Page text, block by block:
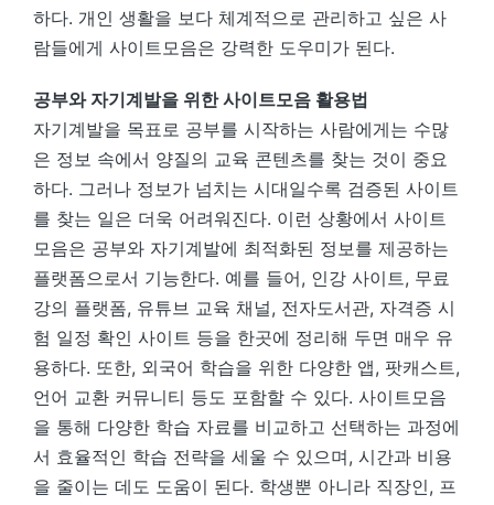
하다. 개인 생활을 보다 체계적으로 관리하고 싶은 사
람들에게 사이트모음은 강력한 도우미가 된다.
공부와 자기계발을 위한 사이트모음 활용법
자기계발을 목표로 공부를 시작하는 사람에게는 수많
은 정보 속에서 양질의 교육 콘텐츠를 찾는 것이 중요
하다. 그러나 정보가 넘치는 시대일수록 검증된 사이트
를 찾는 일은 더욱 어려워진다. 이런 상황에서 사이트
모음은 공부와 자기계발에 최적화된 정보를 제공하는
플랫폼으로서 기능한다. 예를 들어, 인강 사이트, 무료
강의 플랫폼, 유튜브 교육 채널, 전자도서관, 자격증 시
험 일정 확인 사이트 등을 한곳에 정리해 두면 매우 유
용하다. 또한, 외국어 학습을 위한 다양한 앱, 팟캐스트,
언어 교환 커뮤니티 등도 포함할 수 있다. 사이트모음
을 통해 다양한 학습 자료를 비교하고 선택하는 과정에
서 효율적인 학습 전략을 세울 수 있으며, 시간과 비용
을 줄이는 데도 도움이 된다. 학생뿐 아니라 직장인, 프